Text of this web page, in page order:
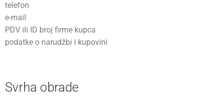
telefon
e-mail
PDV ili ID broj firme kupca
podatke o narudžbi i kupovini
Svrha obrade